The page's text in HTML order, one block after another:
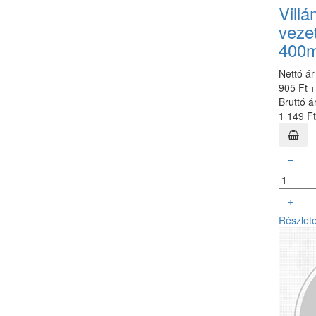
Nettó ár
905 Ft
Bruttó
1 149 Ft
–
+